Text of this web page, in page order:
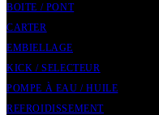
BOITE / PONT
CARTER
EMBIELLAGE
KICK / SELECTEUR
POMPE À EAU / HUILE
REFROIDISSEMENT